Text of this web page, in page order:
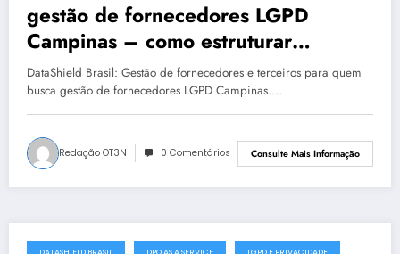
gestão de fornecedores LGPD
Campinas – como estruturar
privacidade com segurança
DataShield Brasil: Gestão de fornecedores e terceiros para quem
busca gestão de fornecedores LGPD Campinas.…
Redação OT3N 0 Comentários Consulte Mais Informação